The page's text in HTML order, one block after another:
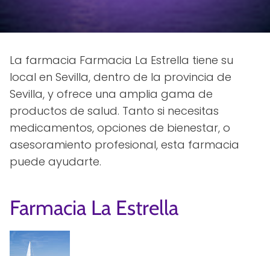
La farmacia Farmacia La Estrella tiene su
local en Sevilla, dentro de la provincia de
Sevilla, y ofrece una amplia gama de
productos de salud. Tanto si necesitas
medicamentos, opciones de bienestar, o
asesoramiento profesional, esta farmacia
puede ayudarte.
Farmacia La Estrella